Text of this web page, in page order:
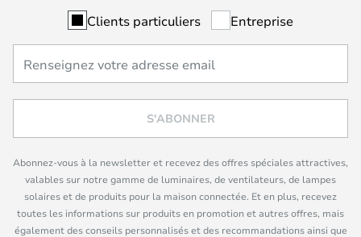
Clients particuliers Entreprise
S'ABONNER
Abonnez-vous à la newsletter et recevez des offres spéciales attractives,
valables sur notre gamme de luminaires, de ventilateurs, de lampes
solaires et de produits pour la maison connectée. Et en plus, recevez
toutes les informations sur produits en promotion et autres offres, mais
également des conseils personnalisés et des recommandations ainsi que